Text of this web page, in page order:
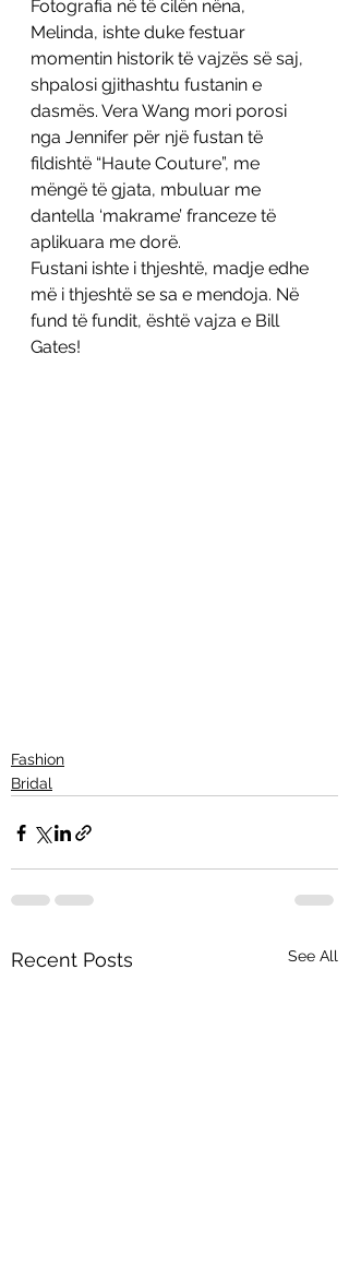
Fotografia në të cilën nëna,
Melinda, ishte duke festuar
momentin historik të vajzës së saj,
shpalosi gjithashtu fustanin e
dasmës. Vera Wang mori porosi
nga Jennifer për një fustan të
fildishtë “Haute Couture”, me
mëngë të gjata, mbuluar me
dantella ‘makrame’ franceze të
aplikuara me dorë.
Fustani ishte i thjeshtë, madje edhe
më i thjeshtë se sa e mendoja. Në
fund të fundit, është vajza e Bill
Gates!
Fashion
Bridal
Recent Posts See All